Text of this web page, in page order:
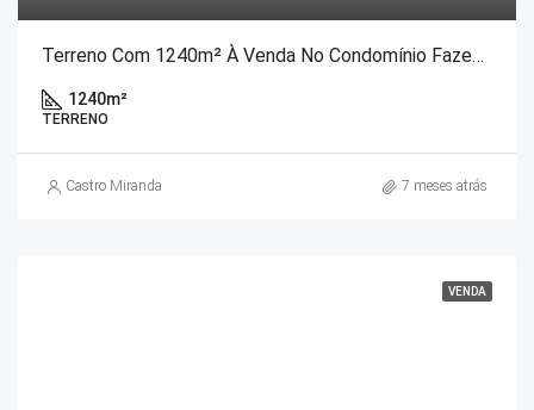
Terreno Com 1240m² À Venda No Condomínio Fazenda Marambaia, Correas, Petrópolis/RJ
1240m²
TERRENO
Castro Miranda 7 meses atrás
VENDA